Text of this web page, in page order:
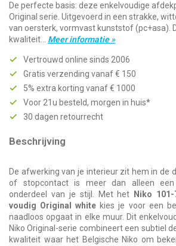
De perfecte basis: deze enkelvoudige
Original serie. Uitgevoerd in een strakke,
van oersterk, vormvast kunststof (pc+asa).
kwaliteit... Meer informatie »
Vertrouwd online sinds 2006
Gratis verzending vanaf € 150
5% extra korting vanaf € 1000
Voor 21u besteld, morgen in huis*
30 dagen retourrecht
Beschrijving
De afwerking van je interieur zit hem in de
of stopcontact is meer dan alleen
onderdeel van je stijl. Met het
Niko
voudig Original white kies je voor een
naadloos opgaat in elke muur. Dit
Niko Original-serie combineert een subtiel
kwaliteit waar het Belgische Niko om